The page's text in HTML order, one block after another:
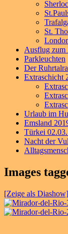
St.
Ausflug zum
Parkleuchten
Der
Extraschicht
Urlaub im
Emsland
Türkei
Nacht der
Images
[Zeige als Diashow]